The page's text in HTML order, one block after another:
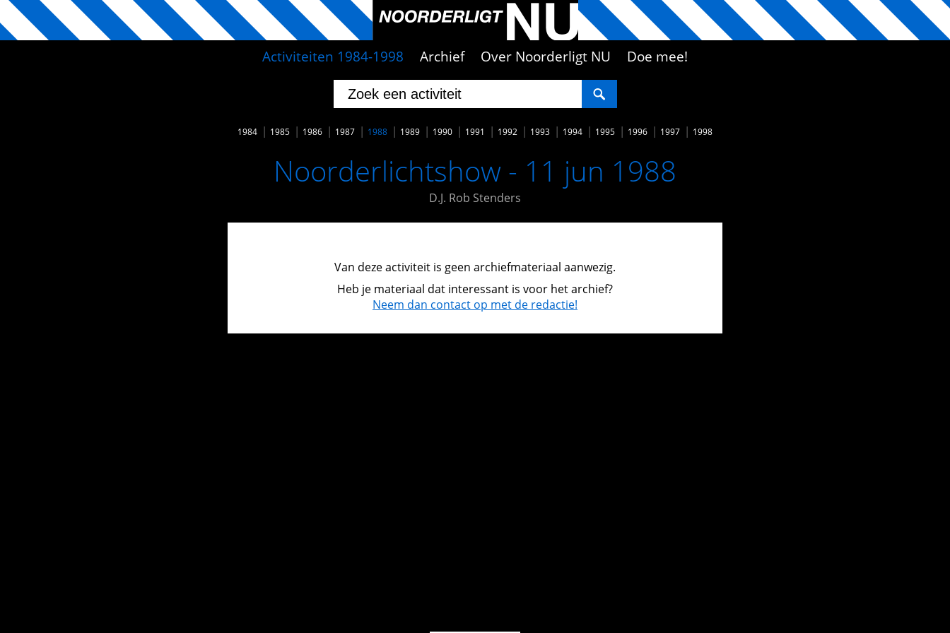
Activiteiten 1984-1998 Archief Over Noorderligt NU Doe mee!
1984 1985 1986 1987 1988 1989 1990 1991 1992 1993 1994 1995 1996 1997 1998
Noorderlichtshow - 11 jun 1988
D.J. Rob Stenders
Van deze activiteit is geen archiefmateriaal aanwezig.
Heb je materiaal dat interessant is voor het archief?
Neem dan contact op met de redactie!